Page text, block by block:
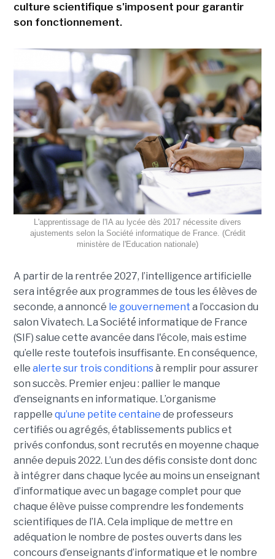
culture scientifique s'imposent pour garantir
son fonctionnement.
L'apprentissage de l'IA au lycée dès 2017 nécessite divers
ajustements selon la Société informatique de France. (Crédit
ministère de l'Education nationale)
A partir de la rentrée 2027, l’intelligence artificielle
sera intégrée aux programmes de tous les élèves de
seconde, a annoncé le gouvernement a l’occasion du
salon Vivatech. La Société́ informatique de France
(SIF) salue cette avancée dans l'école, mais estime
qu’elle reste toutefois insuffisante. En conséquence,
elle alerte sur trois conditionsà remplir pour assurer
son succès. Premier enjeu : pallier le manque
d’enseignants en informatique. L’organisme
rappelle qu’une petite centaine de professeurs
certifiés ou agrégés, établissements publics et
privés confondus, sont recrutés en moyenne chaque
année depuis 2022. L’un des défis consiste dont donc
à intégrer dans chaque lycée au moins un enseignant
d’informatique avec un bagage complet pour que
chaque élève puisse comprendre les fondements
scientifiques de l’IA. Cela implique de mettre en
adéquation le nombre de postes ouverts dans les
concours d’enseignants d’informatique et le nombre